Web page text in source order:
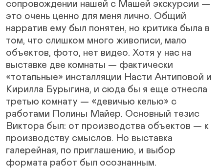
сопровождении нашей с Машей экскурсии —
это очень ценно для меня лично. Общий
нарратив ему был понятен, но критика была в
том, что слишком много живописи, мало
объектов, фото, нет видео. Хотя у нас на
выставке две комнаты — фактически
«тотальные» инсталляции Насти Антиповой и
Кирилла Бурыгина, и cюда бы я еще отнесла
третью комнату — «девичью келью» с
работами Полины Майер. Основный тезис
Виктора был: от производства объектов — к
производству смыслов. Но выставка
галерейная, по приглашению, и выбор
формата работ был осознанным.